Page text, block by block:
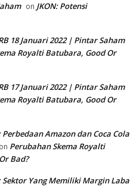
on JKON: Potensi
18 Januari 2022 | Pintar Saham
Royalti Batubara, Good Or
17 Januari 2022 | Pintar Saham
Royalti Batubara, Good Or
Amazon dan Coca Cola
on Perubahan Skema Royalti
Bad?
Sektor Yang Memiliki Margin Laba